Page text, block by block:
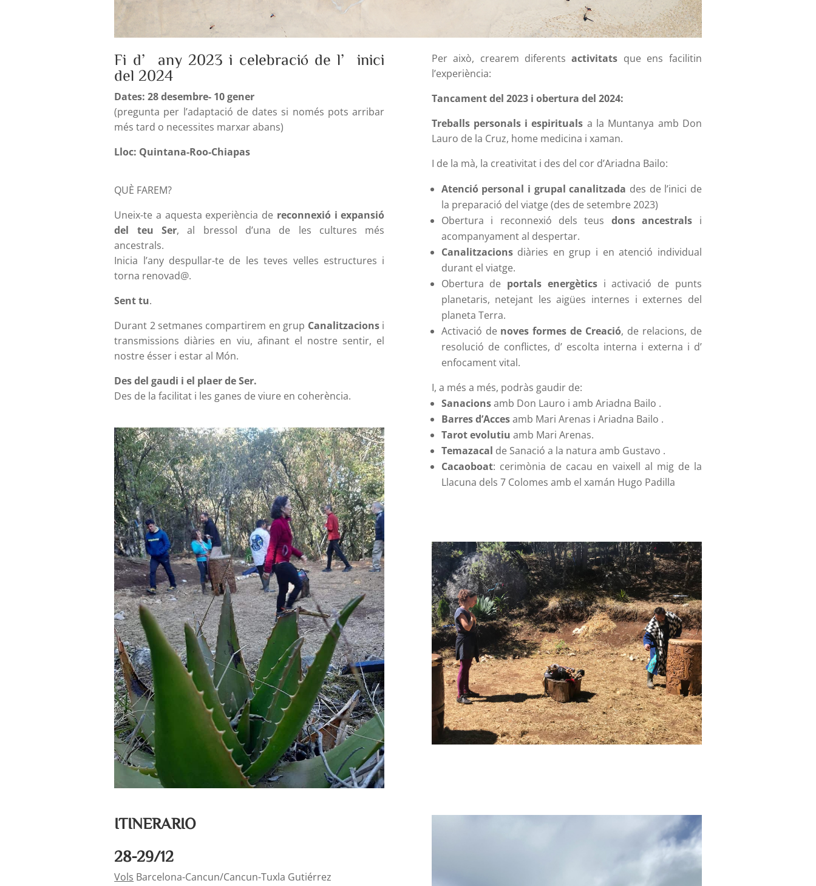
Fi d’any 2023 i celebració de l’inici
del 2024
Dates: 28 desembre- 10 gener
(pregunta per l’adaptació de dates si només pots arribar
més tard o necessites marxar abans)
Lloc: Quintana-Roo-Chiapas
QUÈ FAREM?
Uneix-te a aquesta experiència de reconnexió i expansió
del teu Ser, al bressol d’una de les cultures més
ancestrals.
Inicia l’any despullar-te de les teves velles estructures i
torna renovad@.
Sent tu.
Durant 2 setmanes compartirem en grup Canalitzacions i
transmissions diàries en viu, afinant el nostre sentir, el
nostre ésser i estar al Món.
Des del gaudi i el plaer de Ser.
Des de la facilitat i les ganes de viure en coherència.
Per això, crearem diferents activitats que ens facilitin
l’experiència:
Tancament del 2023 i obertura del 2024:
Treballs personals i espirituals a la Muntanya amb Don
Lauro de la Cruz, home medicina i xaman.
I de la mà, la creativitat i des del cor d’Ariadna Bailo:
Atenció personal i grupal canalitzada des de l’inici de
la preparació del viatge (des de setembre 2023)
Obertura i reconnexió dels teus dons ancestrals i
acompanyament al despertar.
Canalitzacions diàries en grup i en atenció individual
durant el viatge.
Obertura de portals energètics i activació de punts
planetaris, netejant les aigües internes i externes del
planeta Terra.
Activació de noves formes de Creació, de relacions, de
resolució de conflictes, d’ escolta interna i externa i d’
enfocament vital.
I, a més a més, podràs gaudir de:
Sanacionsamb Don Lauro i amb Ariadna Bailo .
Barres d’Accesamb Mari Arenas i Ariadna Bailo .
Tarot evolutiu amb Mari Arenas.
Temazacal de Sanació a la natura amb Gustavo .
Cacaoboat: cerimònia de cacau en vaixell al mig de la
Llacuna dels 7 Colomes amb el xamán Hugo Padilla
ITINERARIO
28-29/12
Vols Barcelona-Cancun/Cancun-Tuxla Gutiérrez